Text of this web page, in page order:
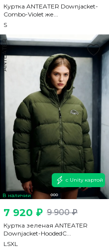
Куртка ANTEATER Downjacket-
Combo-Violet же...
S
В наличии
ANTEATER
с Unity картой
7 920 ₽ 9 900 ₽
Куртка зеленая ANTEATER
Downjacket-HoodedC...
LSXL